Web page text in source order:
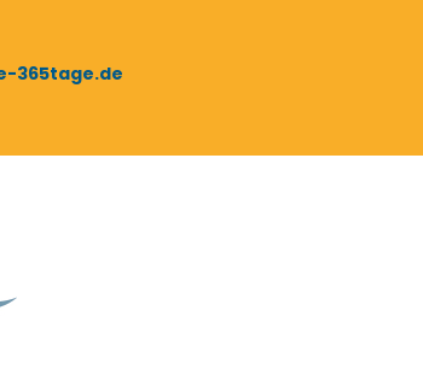
365tage.de